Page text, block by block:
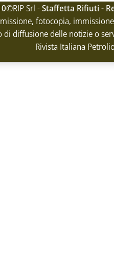
©RIP Srl -Staffetta Rifiuti -
fotocopia,
diffusione delle notizie o
Rivista Italiana